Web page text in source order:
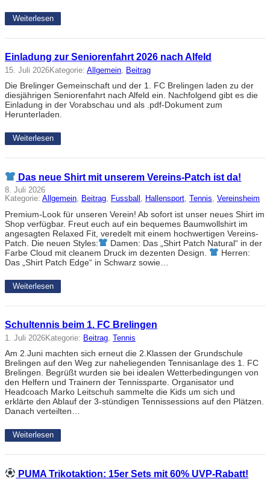
Weiterlesen
Einladung zur Seniorenfahrt 2026 nach Alfeld
15. Juli 2026Kategorie: Allgemein Beitrag
Die Brelinger Gemeinschaft und der 1. FC Brelingen laden zu der
diesjährigen Seniorenfahrt nach Alfeld ein. Nachfolgend gibt es die
Einladung in der Vorabschau und als .pdf-Dokument zum
Herunterladen.
Weiterlesen
Das neue Shirt mit unserem Vereins-Patch ist da!
8. Juli 2026
Kategorie: Allgemein, Beitrag, Fussball , Hallensport, Tennis, Vereinsheim
Premium-Look für unseren Verein! Ab sofort ist unser neues Shirt im
Shop verfügbar. Freut euch auf ein bequemes Baumwollshirt im
angesagten Relaxed Fit, veredelt mit einem hochwertigen Vereins-
Patch. Die neuen Styles:
Damen: Das „Shirt Patch Natural“ in der
Farbe Cloud mit cleanem Druck im dezenten Design.
Herren:
Das „Shirt Patch Edge“ in Schwarz sowie…
Weiterlesen
Schultennis beim 1. FC Brelingen
1. Juli 2026Kategorie: Beitrag Tennis
Am 2.Juni machten sich erneut die 2.Klassen der Grundschule
Brelingen auf den Weg zur naheliegenden Tennisanlage des 1. FC
Brelingen. Begrüßt wurden sie bei idealen Wetterbedingungen von
den Helfern und Trainern der Tennissparte. Organisator und
Headcoach Marko Leitschuh sammelte die Kids um sich und
erklärte den Ablauf der 3-stündigen Tennissessions auf den Plätzen.
Danach verteilten…
Weiterlesen
PUMA Trikotaktion: 15er Sets mit 60% UVP-Rabatt!